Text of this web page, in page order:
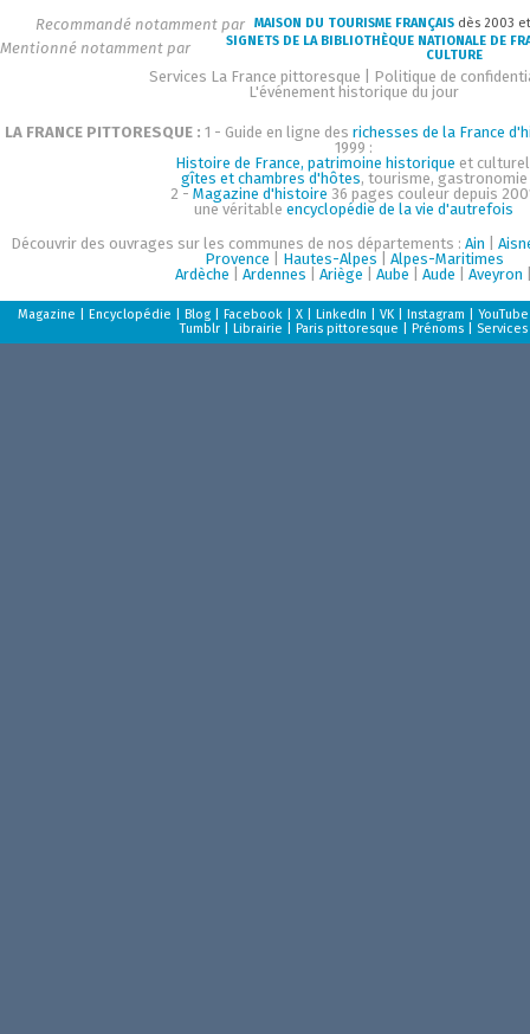
Recommandé notamment par MAISON DU TOURISME FRANÇAIS dès 2003
Mentionné notamment par
SIGNETS DE LA BIBLIOTHÈQUE NATIONALE DE
CULTURE
Services La France pittoresque
Politique de
L'événement historique du jour
LA FRANCE PITTORESQUE : 1 - Guide en ligne des richesses de la France
1999 :
Histoire de France, patrimoine historique et
gîtes et chambres d'hôtes, tourisme, gastronomie
2 - Magazine d'histoire 36 pages couleur depuis
une véritableencyclopédie de la vie d'autrefois
Découvrir des ouvrages sur les communes de nos départements :Ain |
Provence
Hautes-Alpes
Alpes-Maritimes
Ardèche |Ardennes |Ariège |Aube |Aude |Aveyron
Magazine |Encyclopédie |Blog |Facebook |X |LinkedIn |VK |Instagram |YouTube
Tumblr |Librairie |Paris pittoresque |Prénoms Services